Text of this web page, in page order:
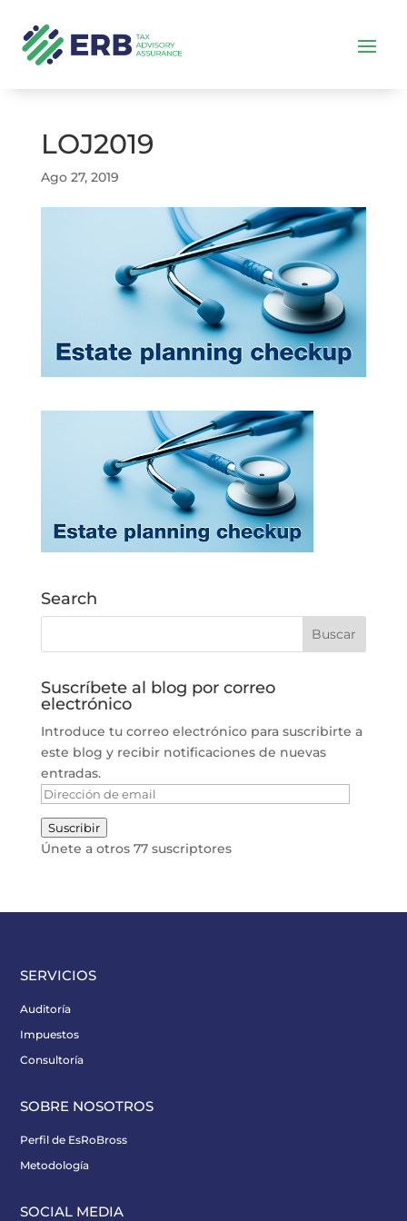
LOJ2019
Ago 27, 2019
Search
Suscríbete al blog por correo
electrónico
Introduce tu correo electrónico para suscribirte a
este blog y recibir notificaciones de nuevas
entradas.
Dirección
de
email
Suscribir
Únete a otros 77 suscriptores
SERVICIOS
Auditoría
Impuestos
Consultoría
SOBRE NOSOTROS
Perfil de EsRoBross
Metodología
SOCIAL MEDIA